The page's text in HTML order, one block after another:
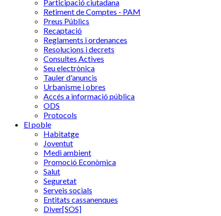
Participació ciutadana
Retiment de Comptes - PAM
Preus Públics
Recaptació
Reglaments i ordenances
Resolucions i decrets
Consultes Actives
Seu electrònica
Tauler d'anuncis
Urbanisme i obres
Accés a informació pública
ODS
Protocols
El poble
Habitatge
Joventut
Medi ambient
Promoció Econòmica
Salut
Seguretat
Serveis socials
Entitats cassanenques
Diver[SOS]